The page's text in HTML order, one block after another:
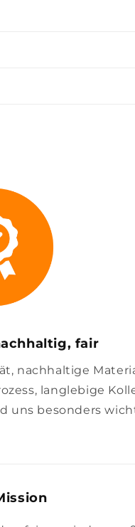
fair
nachhaltige
langlebige
uns besonders